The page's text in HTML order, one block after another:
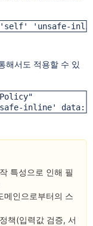
'self' 'unsafe-
해서도 적용할 수 있
inline'
특성으로 인해 필
인으로부터의 스
책(입력값 검증, 서